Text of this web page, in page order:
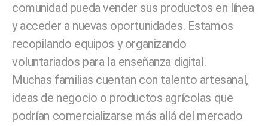
comunidad pueda vender sus productos en línea
y acceder a nuevas oportunidades. Estamos
recopilando equipos y organizando
voluntariados para la enseñanza digital.
Muchas familias cuentan con talento artesanal,
ideas de negocio o productos agrícolas que
podrían comercializarse más allá del mercado